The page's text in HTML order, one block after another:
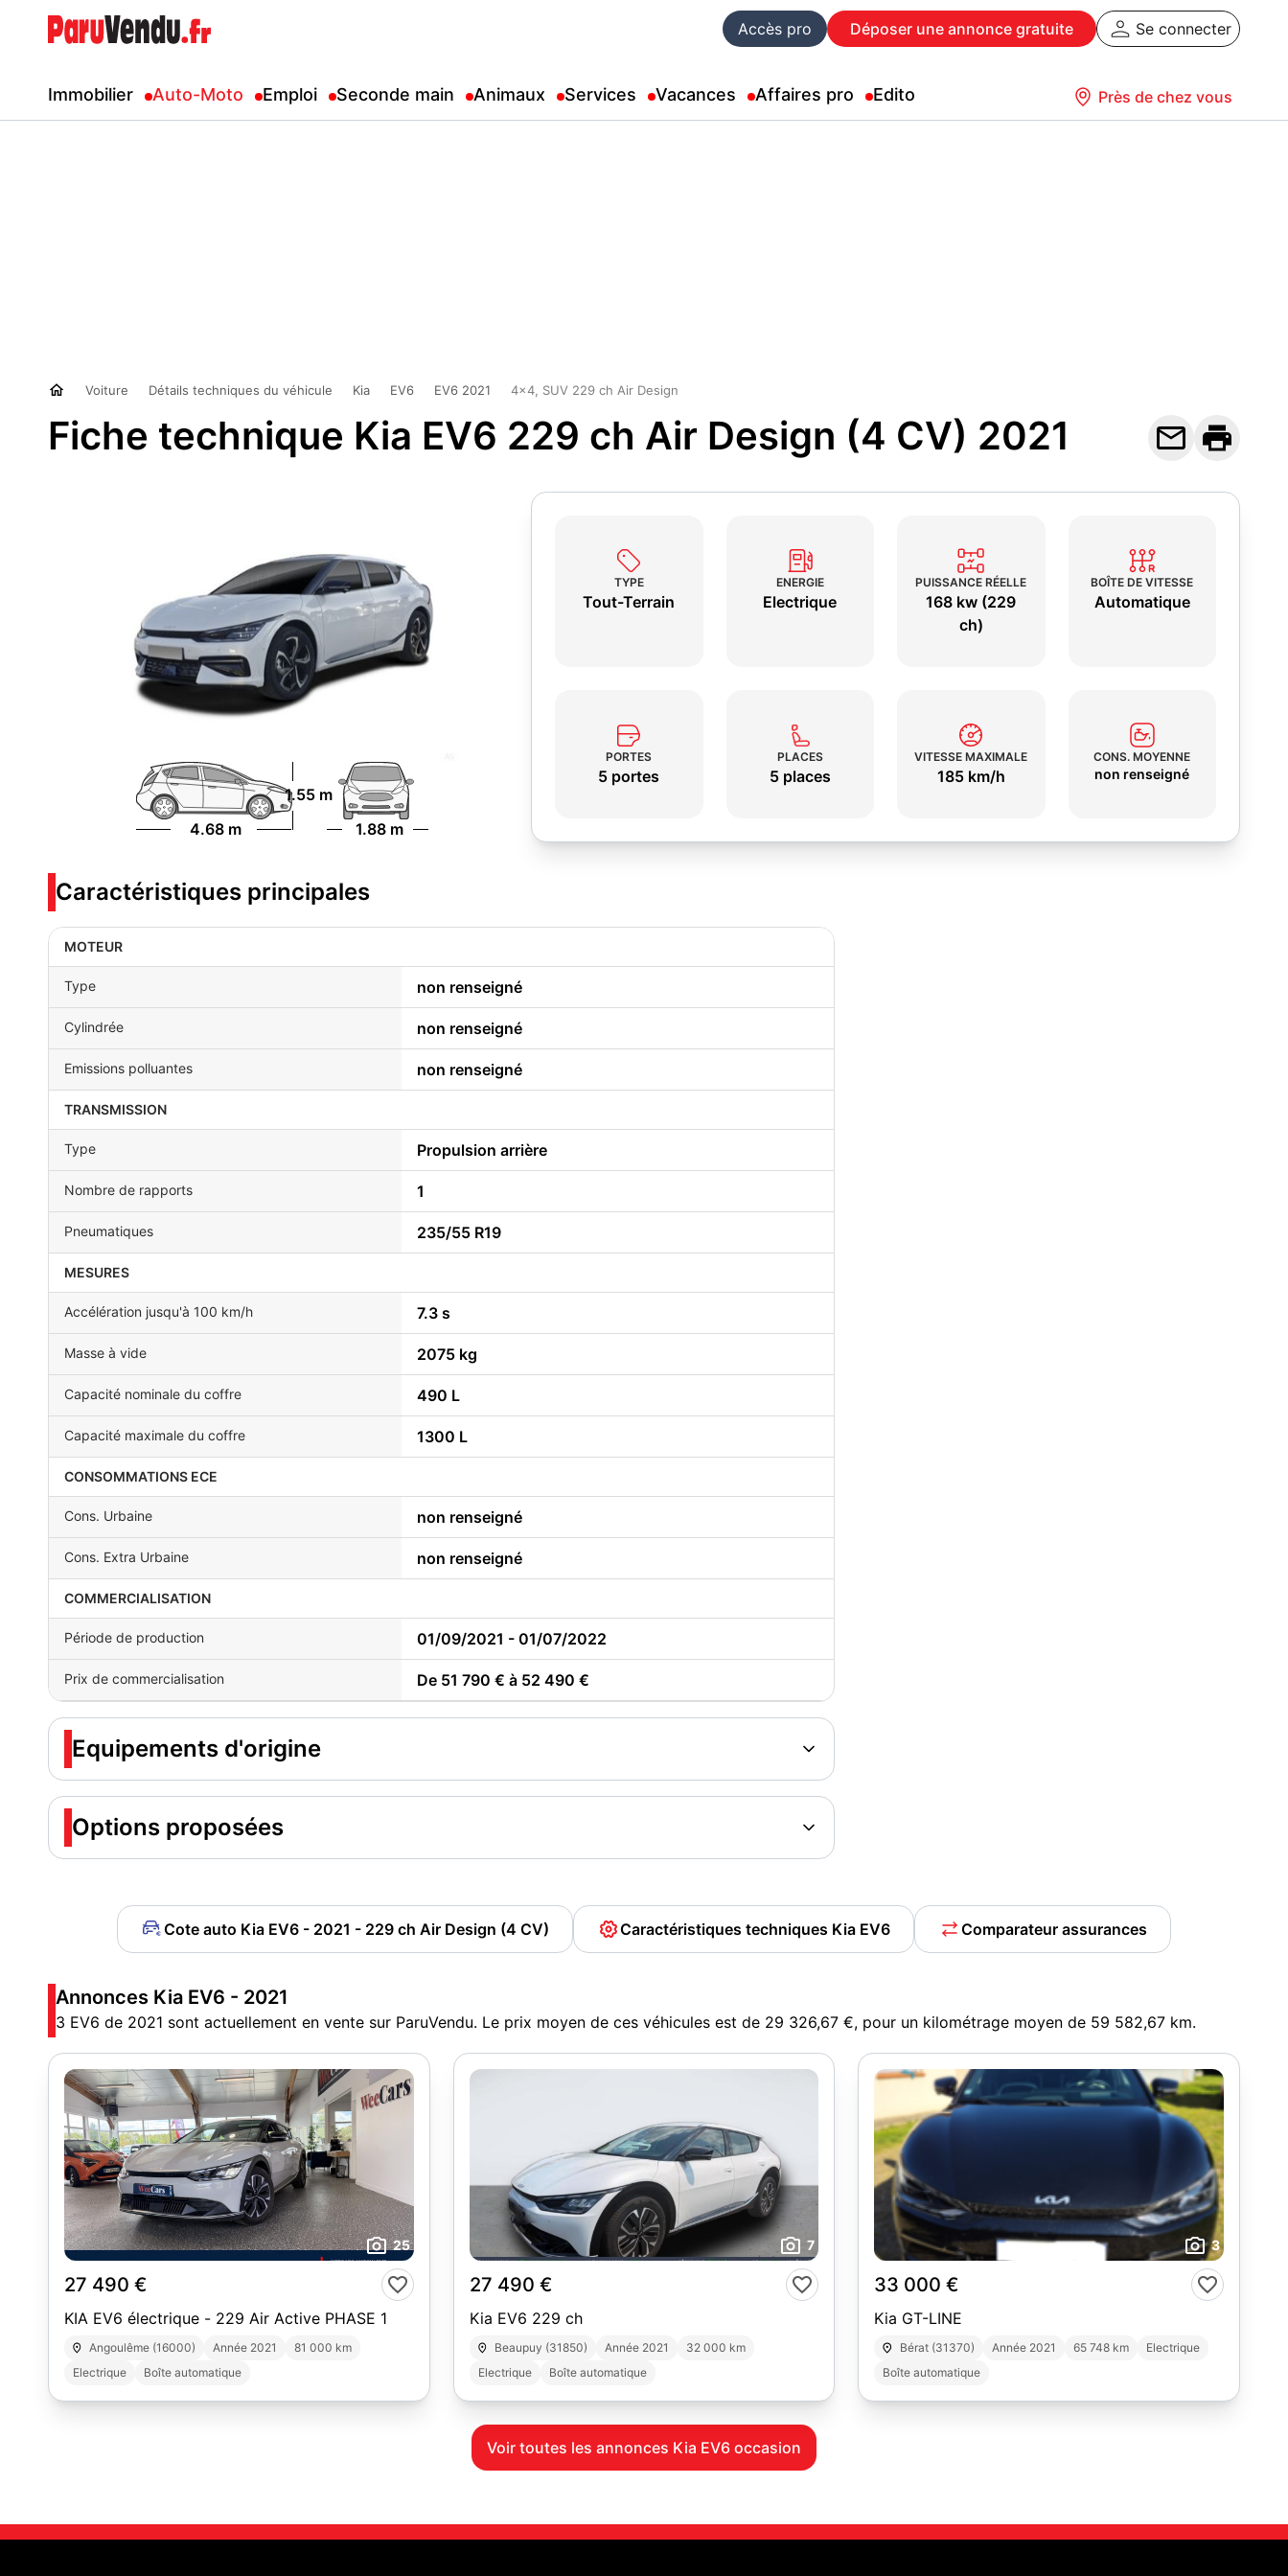
Accès pro Déposer une annonce gratuite Se connecter
Immobilier Auto-Moto Emploi Seconde main Animaux Services Vacances Affaires pro Edito Près de chez vous
Voiture Détails techniques du véhicule Kia EV6 EV6 2021 4x4, SUV 229 ch Air Design
Fiche technique Kia EV6 229 ch Air Design (4 CV) 2021  
4.68 m 1.88 m
1.55 m
TYPE
Tout-Terrain
ENERGIE
Electrique
PUISSANCE RÉELLE
168 kw (229
ch)
BOÎTE DE VITESSE
Automatique
PORTES
5 portes
PLACES
5 places
VITESSE MAXIMALE
185 km/h
CONS. MOYENNE
non renseigné
Caractéristiques principales
MOTEUR
Type non renseigné
Cylindrée non renseigné
Emissions polluantes non renseigné
TRANSMISSION
Type Propulsion arrière
Nombre de rapports 1
Pneumatiques 235/55 R19
MESURES
Accélération jusqu'à 100 km/h 7.3 s
Masse à vide 2075 kg
Capacité nominale du coffre 490 L
Capacité maximale du coffre 1300 L
CONSOMMATIONS ECE
Cons. Urbaine non renseigné
Cons. Extra Urbaine non renseigné
COMMERCIALISATION
Période de production 01/09/2021 - 01/07/2022
Prix de commercialisation De 51 790 € à 52 490 €
Equipements d'origine
Options proposées
Cote auto Kia EV6 - 2021 - 229 ch Air Design (4 CV) Caractéristiques techniques Kia EV6 Comparateur assurances
Annonces Kia EV6 - 2021
3 EV6 de 2021 sont actuellement en vente sur ParuVendu. Le prix moyen de ces véhicules est de 29 326,67 €, pour un kilométrage moyen de 59 582,67 km.
25
27 490 €
KIA EV6 électrique - 229 Air Active PHASE 1
Angoulême (16000) Année 2021
81 000 km
Electrique
Boîte automatique
7
27 490 €
Kia EV6 229 ch
Beaupuy (31850) Année 2021
32 000 km
Electrique
Boîte automatique
3
33 000 €
Kia GT-LINE
Bérat (31370) Année 2021 65 748 km
Electrique
Boîte automatique
Voir toutes les annonces Kia EV6 occasion